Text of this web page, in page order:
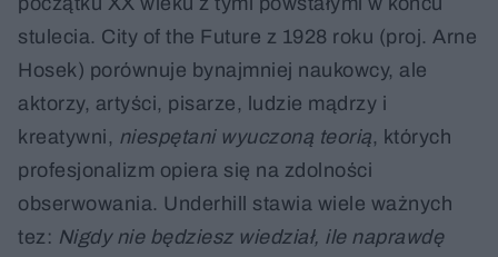
stulecia. City of the Future z 1928 roku (proj. Arne
Hosek) porównuje bynajmniej naukowcy, ale
aktorzy, artyści, pisarze, ludzie mądrzy i
kreatywni, niespętani wyuczoną teorią, których
profesjonalizm opiera się na zdolności
obserwowania. Underhill stawia wiele ważnych
tez: Nigdy nie będziesz wiedział, ile naprawdę